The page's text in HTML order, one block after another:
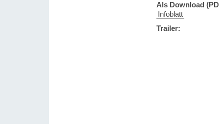
Als Download
Infoblatt
Trailer: